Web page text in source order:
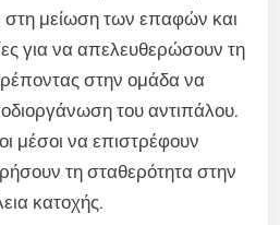
στη μείωση των επαφών και
για να απελευθερώσουν τη
στην ομάδα να
του αντιπάλου.
μέσοι να επιστρέφουν
τη σταθερότητα στην
κατοχής.